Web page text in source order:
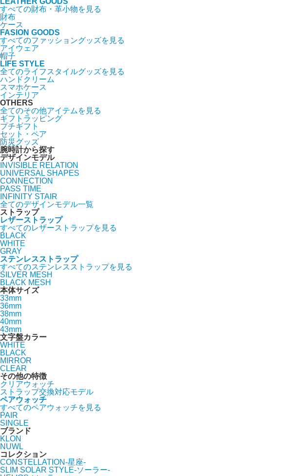
すべての財布・革小物を見る
財布
ケース
FASION GOODS
すべてのファッショングッズを見る
アイウェア
帽子
LIFE STYLE
全てのライフスタイルグッズを見る
ハンドクリーム
スマホケース
インテリア
OTHERS
全てのその他アイテムを見る
ギフトラッピング
プチギフト
セット・ペア
防災グッズ
腕時計から探す
デザインモデル
INVISIBLE RELATION
UNIVERSAL SHAPES
CONNECTION
PASS TIME
INFINITY STAIR
全てのデザインモデル一覧
ストラップ
レザーストラップ
すべてのレザーストラップを見る
BLACK
WHITE
GRAY
ステンレスストラップ
すべてのステンレスストラップを見る
SILVER MESH
BLACK MESH
本体サイズ
33mm
36mm
38mm
40mm
43mm
文字盤カラー
WHITE
BLACK
MIRROR
CLEAR
その他の特徴
クリアウォッチ
ストラップ交換対応モデル
ペアウォッチ
すべてのペアウォッチを見る
PAIR
SINGLE
ブランド
KLON
NUWL
コレクション
CONSTELLATION-星座-
SLIM SOLAR STYLE-ソーラー-